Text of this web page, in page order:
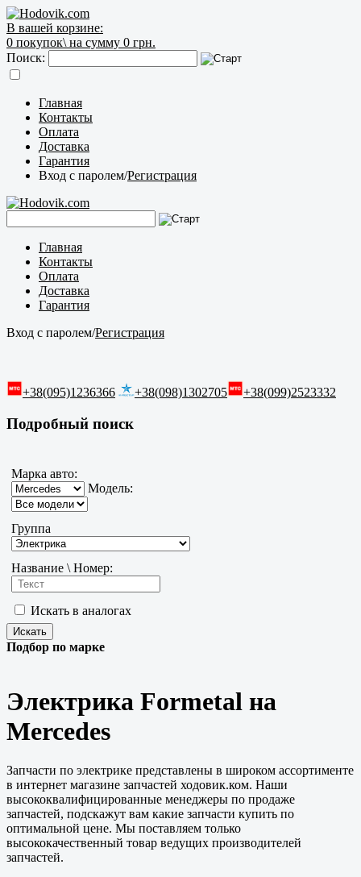
В вашей корзине:
0 покупок\ на сумму 0 грн.
Поиск:
Главная
Контакты
Оплата
Доставка
Гарантия
Вход с паролем/Регистрация
Главная
Контакты
Оплата
Доставка
Гарантия
Вход с паролем/Регистрация
+38(095)1236366 +38(098)1302705 +38(099)2523332
Подробный поиск
Марка авто:
Модель:
Группа
Название \ Номер:
Искать в аналогах
Подбор по марке
Электрика Formetal на
Mercedes
Запчасти по электрике представлены в широком ассортименте
в интернет магазине запчастей ходовик.ком. Наши
высококвалифицированные менеджеры по продаже
запчастей, подскажут вам какие запчасти купить по
оптимальной цене. Мы поставляем только
высококачественный товар ведущих производителей
запчастей.